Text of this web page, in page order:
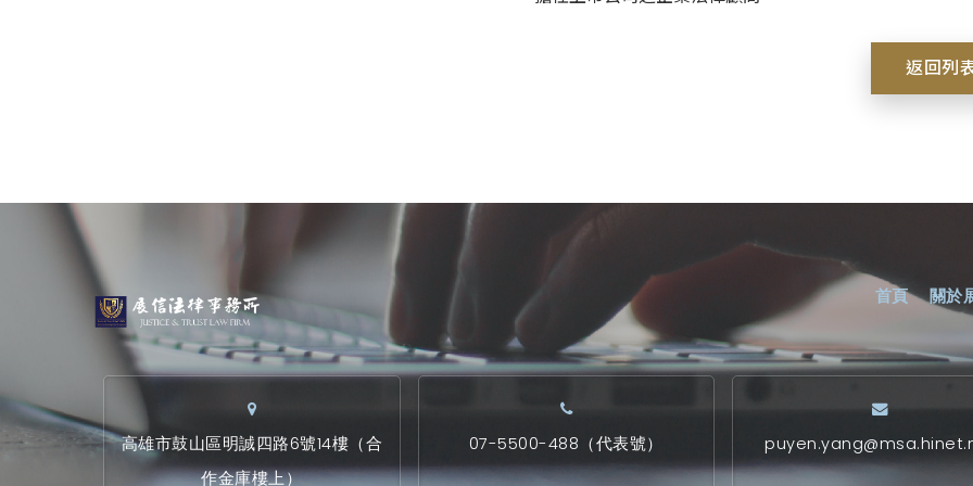
返回列
首頁 關於
高雄市鼓山區明誠四路6號14樓（合
作金庫樓上）
07-5500-488（代表號）